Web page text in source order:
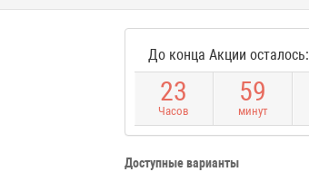
До конца Акции осталось:
23
Часов
59
минут
Доступные варианты